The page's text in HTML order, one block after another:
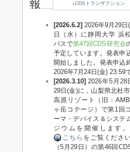
CDSトランザクション
報
[2026.6.2] 2026年9月29日
日（水）に静岡大学 浜
パスで第47回CDS研究会
予定しています。発表申
開始しました。発表申込
2026年7月24日(金) 23:59
[2026.3.10] 2026年5月28
29日(金)に，山梨県北杜
高原リゾート（旧：
ヶ岳コテージ）で第1回
ーマ・デバイス＆システ
ジウムを開催します
こちら をご覧くださ
（5月29日）の第46回